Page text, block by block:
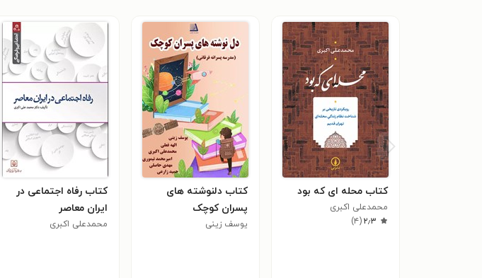
کتاب محله ای که بود
محمدعلی اکبری
۲٫۳(۴)
کتاب دلنوشته های
پسران کوچک
یوسف زینی
کتاب رفاه اجتماعی در
ایران معاصر
محمدعلی اکبری